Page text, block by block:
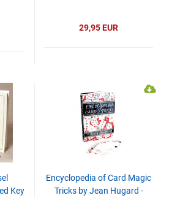
29,95 EUR
Key
Encyclopedia of Card Magic
Tricks by Jean Hugard -